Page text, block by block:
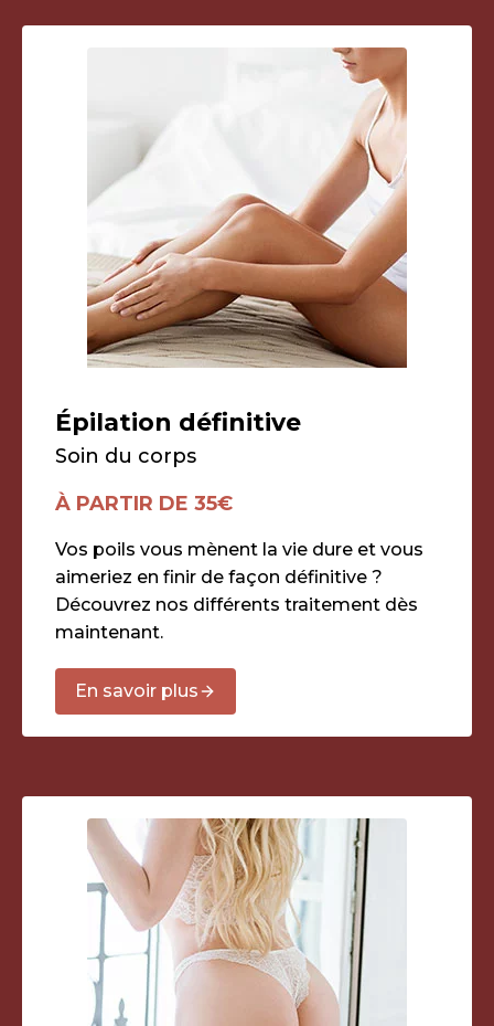
Épilation définitive
Soin du corps
À PARTIR DE 35€
Vos poils vous mènent la vie dure et vous
aimeriez en finir de façon définitive ?
Découvrez nos différents traitement dès
maintenant.
En savoir plus